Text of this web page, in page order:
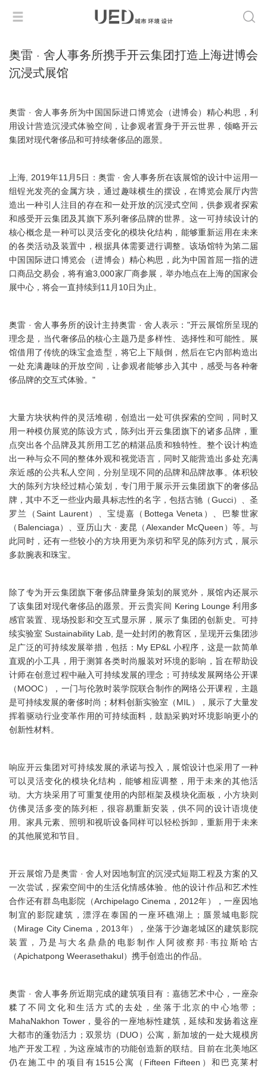
奥雷 · 舍人事务所携手开云集团打造上海进博会
沉浸式展馆
奥雷 · 舍人事务所为中国国际进口博览会（进博会）精心构思，利
用设计营造沉浸式体验空间，让参观者置身于开云世界，领略开云
集团对现代奢侈品和可持续奢侈品的愿景。
上海, 2019年11月5日：奥雷 · 舍人事务所在该展馆的设计中运用一
组锃光发亮的金属方块，通过趣味横生的摆设，在博览会展厅内营
造出一种引人注目的存在和一处开放的沉浸式空间，供参观者探索
和感受开云集团及其旗下系列奢侈品牌的世界。这一可持续设计的
核心概念是一种可以灵活变化的模块化结构，能够重新运用在未来
的各类活动及装置中，根据具体需要进行调整。该场馆特为第二届
中国国际进口博览会（进博会）精心构思，此为中国首屈一指的进
口商品交易会，将有逾3,000家厂商参展，举办地点在上海的国家会
展中心，将会一直持续到11月10日为止。
奥雷 · 舍人事务所的设计主持奥雷 · 舍人表示："开云展馆所呈现的
理念是，当代奢侈品的核心主题乃是多样性、选择性和可能性。展
馆借用了传统的珠宝盒造型，将它上下颠倒，然后在它内部构造出
一处充满趣味的开放空间，让参观者能够步入其中，感受与各种奢
侈品牌的交互式体验。"
大量方块状构件的灵活堆砌，创造出一处可供探索的空间，同时又
用一种模仿展览的陈设方式，陈列出开云集团旗下的诸多品牌，重
点突出各个品牌及其所用工艺的精湛品质和独特性。整个设计构造
出一种与众不同的整体外观和视觉语言，同时又能营造出多处充满
亲近感的公共私人空间，分别呈现不同的品牌和品牌故事。体积较
大的陈列方块经过精心策划，专门用于展示开云集团旗下的奢侈品
牌，其中不乏一些业内最具标志性的名字，包括古驰（Gucci）、圣
罗兰（Saint Laurent）、宝缇嘉（Bottega Veneta）、巴黎世家
（Balenciaga）、亚历山大 · 麦昆（Alexander McQueen）等。与
此同时，还有一些较小的方块用更为亲切和罕见的陈列方式，展示
多款腕表和珠宝。
除了专为开云集团旗下奢侈品牌量身策划的展览外，展馆内还展示
了该集团对现代奢侈品的愿景。开云贵宾间 Kering Lounge 利用多
感官装置、现场投影和交互式显示屏，展示了集团的创新史。可持
续实验室 Sustainability Lab, 是一处封闭的教育区，呈现开云集团涉
足广泛的可持续发展举措，包括：My EP&L 小程序，这是一款简单
直观的小工具，用于测算各类时尚服装对环境的影响，旨在帮助设
计师在创意过程中融入可持续发展的理念；可持续发展网络公开课
（MOOC），一门与伦敦时装学院联合制作的网络公开课程，主题
是可持续发展的奢侈时尚；材料创新实验室（MIL），展示了大量发
挥着驱动行业变革作用的可持续面料，鼓励采购对环境影响更小的
创新性材料。
响应开云集团对可持续发展的承诺与投入，展馆设计也采用了一种
可以灵活变化的模块化结构，能够相应调整，用于未来的其他活
动。大方块采用了可重复使用的内部框架及模块化面板，小方块则
仿佛灵活多变的陈列柜，很容易重新安装，供不同的设计语境使
用。家具元素、照明和视听设备同样可以轻松拆卸，重新用于未来
的其他展览和节目。
开云展馆乃是奥雷 · 舍人对因地制宜的沉浸式短期工程及方案的又
一次尝试，探索空间中的生活化情感体验。他的设计作品和艺术性
合作还有群岛电影院（Archipelago Cinema，2012年），一座因地
制宜的影院建筑，漂浮在泰国的一座环礁湖上；蜃景城电影院
（Mirage City Cinema，2013年），坐落于沙迦老城区的建筑影院
装置，乃是与大名鼎鼎的电影制作人阿彼察邦·韦拉斯哈古
（Apichatpong Weerasethakul）携手创造出的作品。
奥雷 · 舍人事务所近期完成的建筑项目有：嘉德艺术中心，一座杂
糅了不同文化和生活方式的去处，坐落于北京的中心地带；
MahaNakhon Tower，曼谷的一座地标性建筑，延续和发扬着这座
大都市的蓬勃活力；双景坊（DUO）公寓，新加坡的一处大规模房
地产开发工程，为这座城市的功能创造新的联结。目前在北美地区
仍在施工中的项目有1515公寓（Fifteen Fifteen）和巴克莱村